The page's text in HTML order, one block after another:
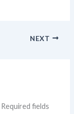
NEXT
Required fields